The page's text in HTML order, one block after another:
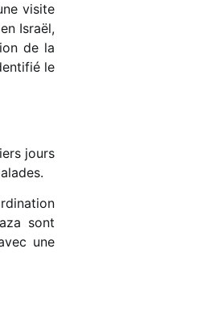
visite
Israël,
de la
le
jours
sont
une